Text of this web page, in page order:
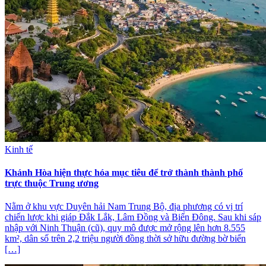
Kinh tế
Khánh Hòa hiện thực hóa mục tiêu để trở thành thành phố
trực thuộc Trung ương
Nằm ở khu vực Duyên hải Nam Trung Bộ, địa phương có vị trí
chiến lược khi giáp Đắk Lắk, Lâm Đồng và Biển Đông. Sau khi sáp
nhập với Ninh Thuận (cũ), quy mô được mở rộng lên hơn 8.555
km², dân số trên 2,2 triệu người đồng thời sở hữu đường bờ biển
[…]